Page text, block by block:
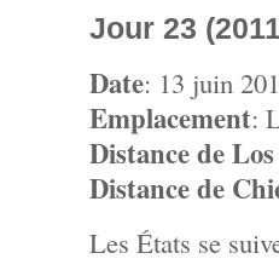
Jour 23
Date: 13 juin
Emplacement:
Distance de
Distance de
Les États se